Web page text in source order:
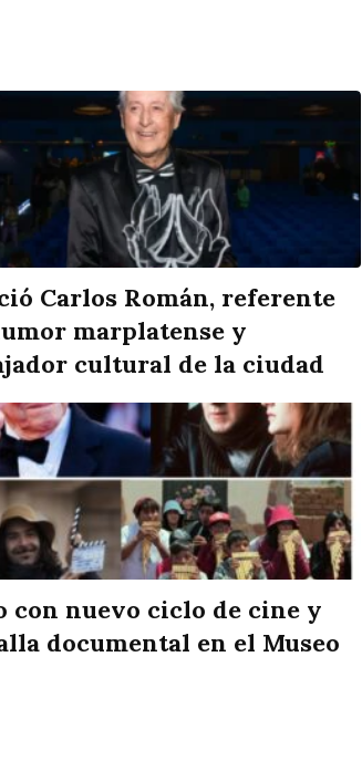
Carlos Román, referente
marplatense y
cultural de la ciudad
con nuevo ciclo de cine y
documental en el Museo